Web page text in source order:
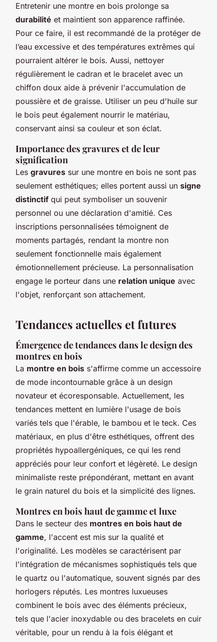
Entretenir une montre en bois prolonge sa
durabilité et maintient son apparence raffinée.
Pour ce faire, il est recommandé de la protéger de
l’eau excessive et des températures extrêmes qui
pourraient altérer le bois. Aussi, nettoyer
régulièrement le cadran et le bracelet avec un
chiffon doux aide à prévenir l'accumulation de
poussière et de graisse. Utiliser un peu d'huile sur
le bois peut également nourrir le matériau,
conservant ainsi sa couleur et son éclat.
Importance des gravures et de leur
signification
Les gravures sur une montre en bois ne sont pas
seulement esthétiques; elles portent aussi un signe
distinctif qui peut symboliser un souvenir
personnel ou une déclaration d'amitié. Ces
inscriptions personnalisées témoignent de
moments partagés, rendant la montre non
seulement fonctionnelle mais également
émotionnellement précieuse. La personnalisation
engage le porteur dans une relation unique avec
l'objet, renforçant son attachement.
Tendances actuelles et futures
Émergence de tendances dans le design des
montres en bois
La montre en bois s'affirme comme un accessoire
de mode incontournable grâce à un design
novateur et écoresponsable. Actuellement, les
tendances mettent en lumière l'usage de bois
variés tels que l'érable, le bambou et le teck. Ces
matériaux, en plus d'être esthétiques, offrent des
propriétés hypoallergéniques, ce qui les rend
appréciés pour leur confort et légèreté. Le design
minimaliste reste prépondérant, mettant en avant
le grain naturel du bois et la simplicité des lignes.
Montres en bois haut de gamme et luxe
Dans le secteur des montres en bois haut de
gamme, l'accent est mis sur la qualité et
l'originalité. Les modèles se caractérisent par
l'intégration de mécanismes sophistiqués tels que
le quartz ou l'automatique, souvent signés par des
horlogers réputés. Les montres luxueuses
combinent le bois avec des éléments précieux,
tels que l'acier inoxydable ou des bracelets en cuir
véritable, pour un rendu à la fois élégant et